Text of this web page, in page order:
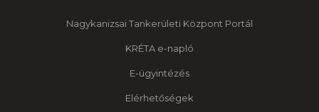
Nagykanizsai Tankerületi Központ Portál
KRÉTA e-napló
E-ügyintézés
Elérhetőségek